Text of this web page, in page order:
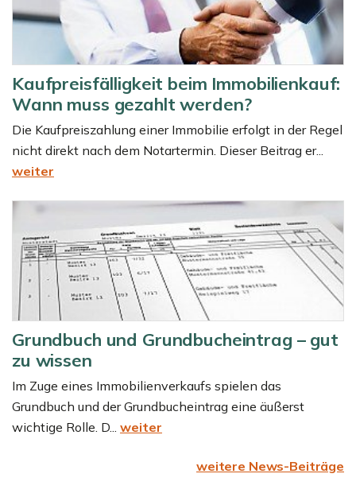
Kaufpreisfälligkeit beim Immobilienkauf:
Wann muss gezahlt werden?
Die Kaufpreiszahlung einer Immobilie erfolgt in der Regel
nicht direkt nach dem Notartermin. Dieser Beitrag er...
weiter
Grundbuch und Grundbucheintrag – gut
zu wissen
Im Zuge eines Immobilienverkaufs spielen das
Grundbuch und der Grundbucheintrag eine äußerst
wichtige Rolle. D... weiter
weitere News-Beiträge